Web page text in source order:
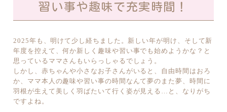
習い事や趣味で充実時間！
2025年も、明けて少し経ちました。新しい年が明け、そして新
年度を控えて、何か新しく趣味や習い事でも始めようかな？と
思っているママさんもいらっしゃるでしょう。
しかし、赤ちゃんや小さなお子さんがいると、自由時間はおろ
か、ママ本人の趣味や習い事の時間なんて夢のまた夢、時間に
羽根が生えて美しく羽ばたいて行く姿が見える…と、なりがち
ですよね。